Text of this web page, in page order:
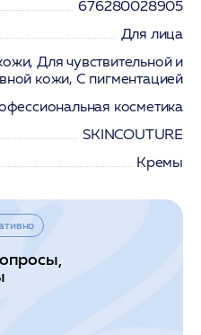
676280028905
Для лица
Для чувствительной и
кожи, С пигментацией
косметика
SKINCOUTURE
Кремы